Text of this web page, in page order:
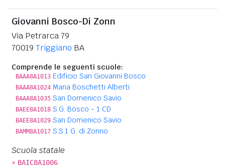
Giovanni Bosco-Di Zonn
Via Petrarca 79
70019 Triggiano BA
Comprende le seguenti scuole:
BAAA8A1013 Edificio San Giovanni Bosco
BAAA8A1024 Maria Boschetti Alberti
BAAA8A1035 San Domenico Savio
BAEE8A1018 S.G. Bosco - 1 CD
BAEE8A1029 San Domenico Savio
BAMM8A1017 S.S.1 G. di Zonno
Scuola statale
» BAIC8A1006